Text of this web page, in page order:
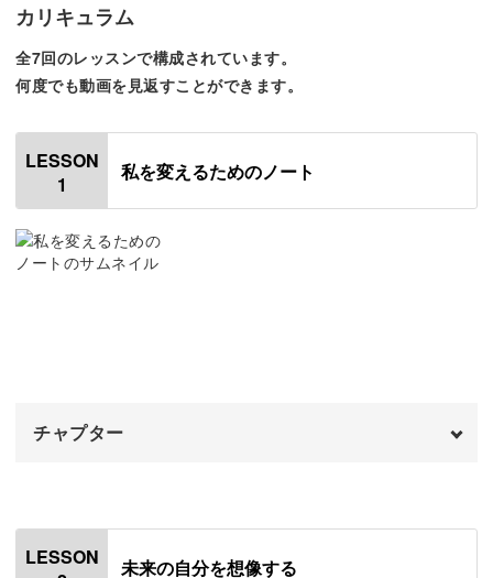
そんな方も自然とやりたいことが見えてくるのが、この
Me lifeノート。
ライフプランやフューチャーダイヤリー、セルフインタビ
ューといった項目で、未来の自分を想像してみましょう。
書き方のコツ、実際の例をご紹介するので参考にしてくだ
また、現在地を把握するためのマンスリーターゲットの書
心の奥に隠れていた理想を引き出し、進むべき道もわかっ
てくる、そんな魅力がこのノートに詰まっています◎
素敵な講座をお届けくださりあ
カリキュラム
全7回のレッスンで構成されています。
何度でも動画を見返すことができます。
LESSON
1
私を変えるためのノート
チャプター
はじめに
LESSON
未来の自分を想像する